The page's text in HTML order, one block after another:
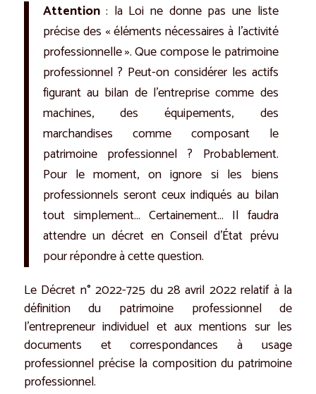
Attention: la Loi ne donne pas une liste
précise des « éléments nécessaires à l’activité
professionnelle ». Que compose le patrimoine
professionnel ? Peut-on considérer les actifs
figurant au bilan de l’entreprise comme des
machines, des équipements, des
marchandises comme composant le
patrimoine professionnel ? Probablement.
Pour le moment, on ignore si les biens
professionnels seront ceux indiqués au bilan
tout simplement… Certainement… Il faudra
attendre un décret en Conseil d’État prévu
pour répondre à cette question.
Le Décret n° 2022-725 du 28 avril 2022 relatif à la
définition du patrimoine professionnel de
l’entrepreneur individuel et aux mentions sur les
documents et correspondances à usage
professionnel précise la composition du patrimoine
professionnel.